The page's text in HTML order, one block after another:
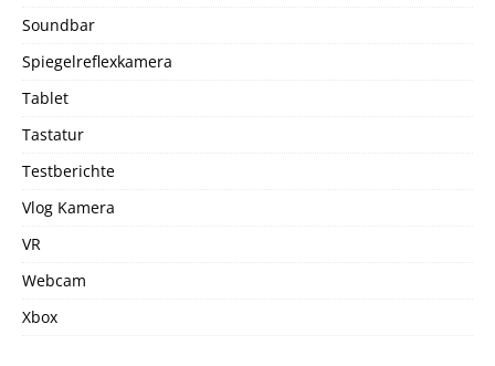
Soundbar
Spiegelreflexkamera
Tablet
Tastatur
Testberichte
Vlog Kamera
VR
Webcam
Xbox